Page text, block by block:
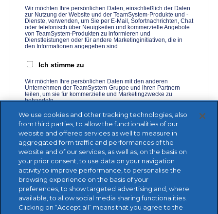
Wir möchten Ihre persönlichen Daten, einschließlich der Daten
zur Nutzung der Website und der TeamSystem-Produkte und -
Dienste, verwenden, um Sie per E-Mail, Sofortnachrichten, Chat
oder telefonisch über Neuigkeiten und kommerzielle Angebote
von TeamSystem-Produkten zu informieren und
Dienstleistungen oder für andere Marketinginitiativen, die in
den Informationen angegeben sind.
Ich stimme zu
Wir möchten Ihre persönlichen Daten mit den anderen
Unternehmen der TeamSystem-Gruppe und ihren Partnern
teilen, um sie für kommerzielle und Marketingzwecke zu
behandeln.
Ich stimme zu
We use cookies and other tracking technologies, also
from third parties, to allow the functionalities of our
website and offered services as well to measure in
aggregated form traffic and performances of the
website and of our services, as well as, on the basis on
your prior consent, to use data on your navigation
activity to improve performance, to personalise the
browsing experience on the basis of your
preferences, to show targeted advertising and, where
available, to allow social media sharing functionalities.
Clicking on “Accept all” means that you agree to the